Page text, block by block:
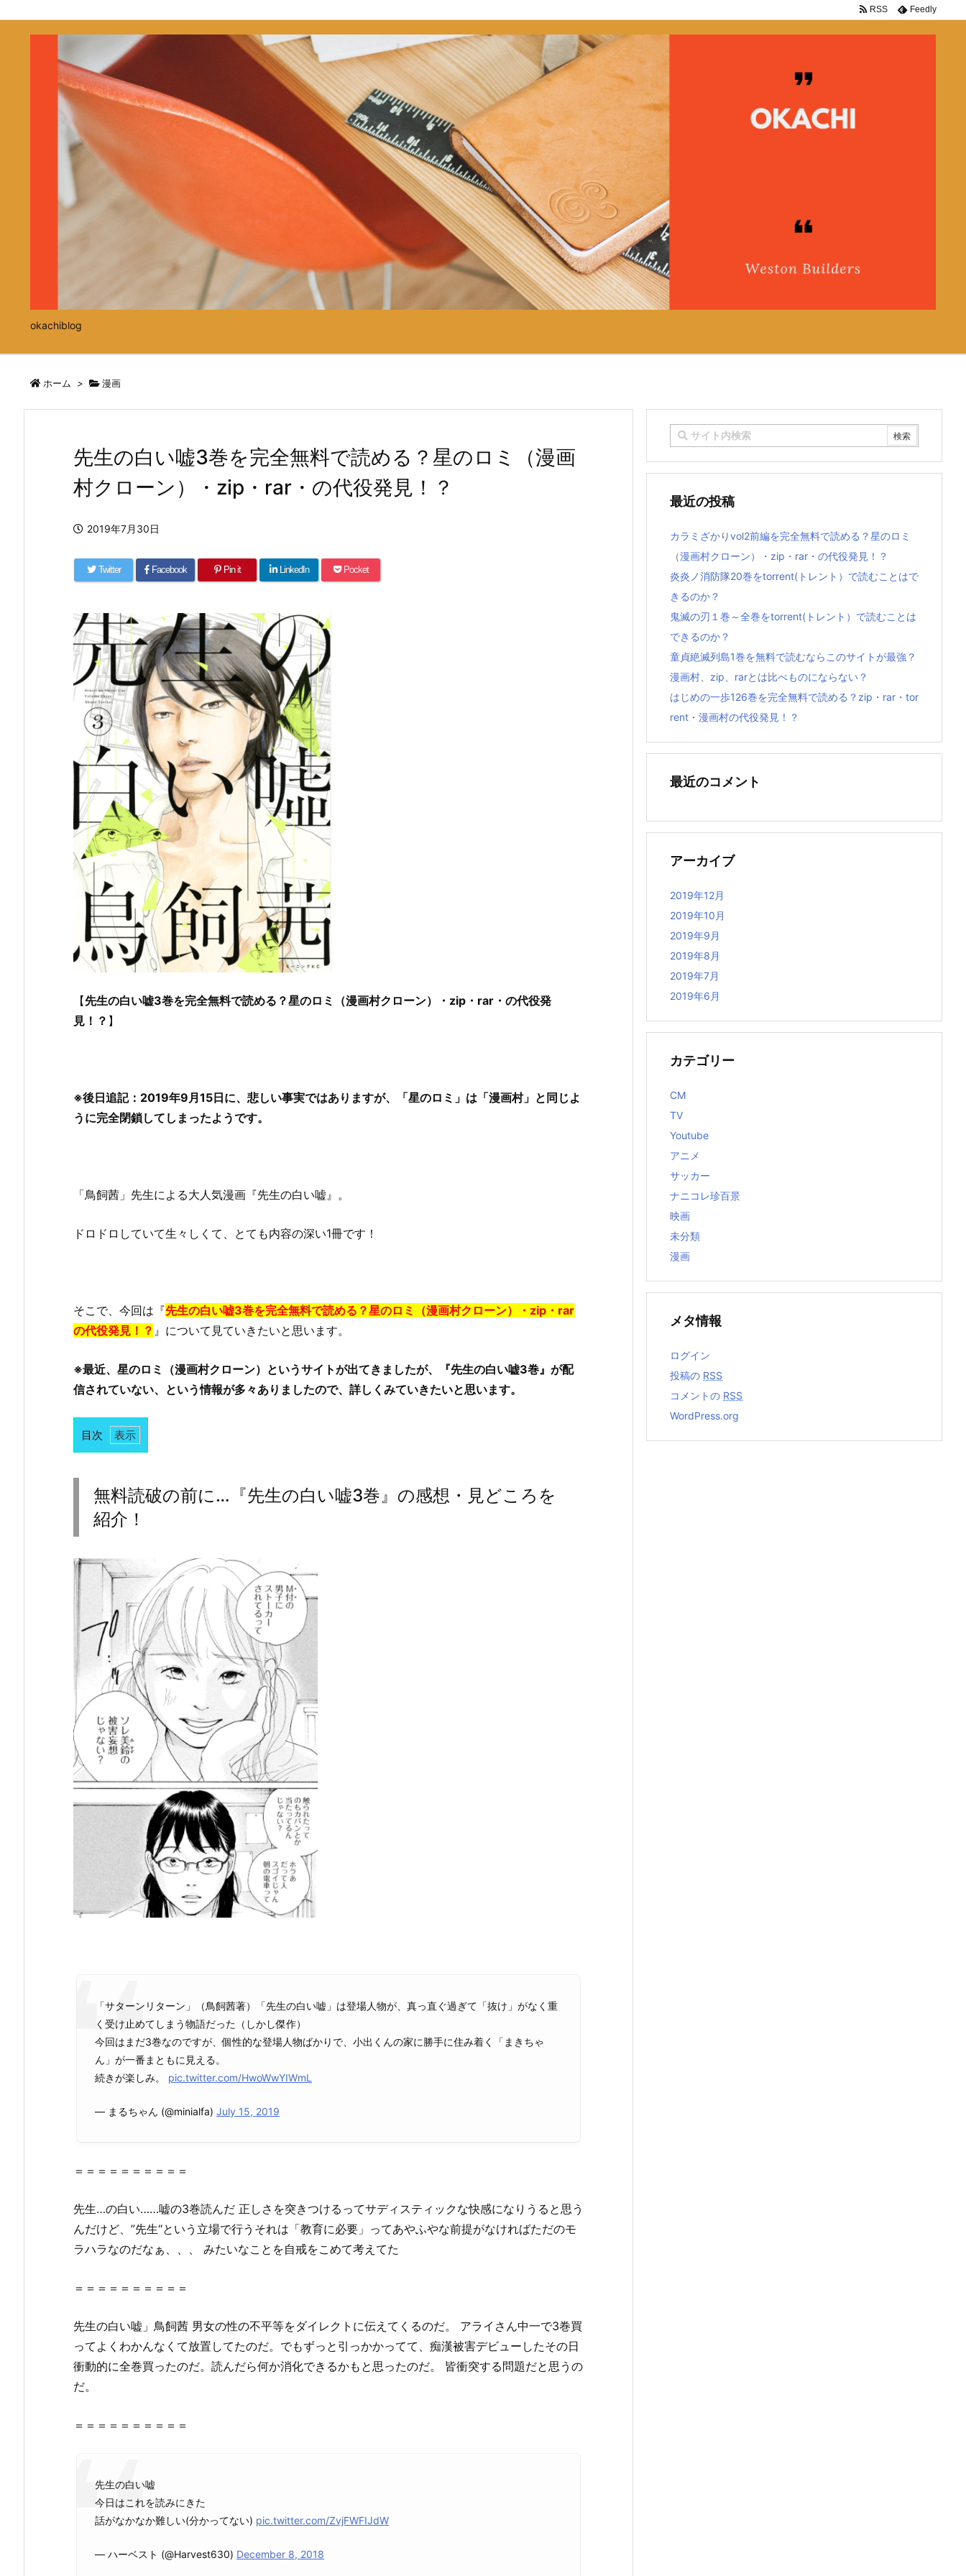
okachiblog
RSS Feedly
ホーム > 漫画
先生の白い嘘3巻を完全無料で読める？星のロミ（漫画
村クローン）・zip・rar・の代役発見！？
2019年7月30日
Twitter Facebook Pin it LinkedIn Pocket
【先生の白い嘘3巻を完全無料で読める？星のロミ（漫画村クローン）・zip・rar・の代役発
見！？ 】
※後日追記：2019年9月15日に、悲しい事実ではありますが、「星のロミ」は「漫画村」と同じよ
うに完全閉鎖してしまったようです。
「鳥飼茜」先生による大人気漫画『先生の白い嘘』。
ドロドロしていて生々しくて、とても内容の深い1冊です！
そこで、今回は『先生の白い嘘3巻を完全無料で読める？星のロミ（漫画村クローン）・zip・rar
の代役発見！？ 』について見ていきたいと思います。
※最近、星のロミ（漫画村クローン）というサイトが出てきましたが、『先生の白い嘘3巻』が配
信されていない、という情報が多々ありましたので、詳しくみていきたいと思います。
目次
1.
前
の
3
巻』
感
想・
巻』
の
ミ
（漫
画
ン）
や
z
i
r
無料読破の前に…『先生の白い嘘3巻』の感想・見どころを
紹介！
「サターンリターン」（鳥飼茜著）「先生の白い嘘」は登場人物が、真っ直ぐ過ぎて「抜け」がなく重
く受け止めてしまう物語だった（しかし傑作）
今回はまだ3巻なのですが、個性的な登場人物ばかりで、小出くんの家に勝手に住み着く「まきちゃ
ん」が一番まともに見える。
続きが楽しみ。 pic.twitter.com/HwoWwYIWmL
— まるちゃん (@minialfa) July 15, 2019
＝＝＝＝＝＝＝＝＝＝
先生…の白い……嘘の3巻読んだ 正しさを突きつけるってサディスティックな快感になりうると思う
んだけど、”先生“という立場で行うそれは「教育に必要」ってあやふやな前提がなければただのモ
ラハラなのだなぁ、、、 みたいなことを自戒をこめて考えてた
＝＝＝＝＝＝＝＝＝＝
先生の白い嘘 」鳥飼茜 男女の性の不平等をダイレクトに伝えてくるのだ。 アライさん中一で3巻買
ってよくわかんなくて放置してたのだ。でもずっと引っかかってて、痴漢被害デビューしたその日
衝動的に全巻買ったのだ。読んだら何か消化できるかもと思ったのだ。 皆衝突する問題だと思うの
だ。
＝＝＝＝＝＝＝＝＝＝
先生の白い嘘
今日はこれを読みにきた
話がなかなか難しい(分かってない) pic.twitter.com/ZvjFWFIJdW
— ハーベスト (@Harvest630) December 8, 2018
最近の投稿
カラミざかりvol2前編を完全無料で読める？星のロミ
（漫画村クローン）・zip・rar・の代役発見！？
炎炎ノ消防隊20巻をtorrent(トレント）で読むことはで
きるのか？
鬼滅の刃１巻～全巻をtorrent(トレント）で読むことは
できるのか？
童貞絶滅列島1巻を無料で読むならこのサイトが最強？
漫画村、zip、rarとは比べものにならない？
はじめの一歩126巻を完全無料で読める？zip・rar・tor
rent・漫画村の代役発見！？
最近のコメント
アーカイブ
2019年12月
2019年10月
2019年9月
2019年8月
2019年7月
2019年6月
カテゴリー
CM
TV
Youtube
アニメ
サッカー
ナニコレ珍百景
映画
未分類
漫画
メタ情報
ログイン
投稿の RSS
コメントの RSS
WordPress.org